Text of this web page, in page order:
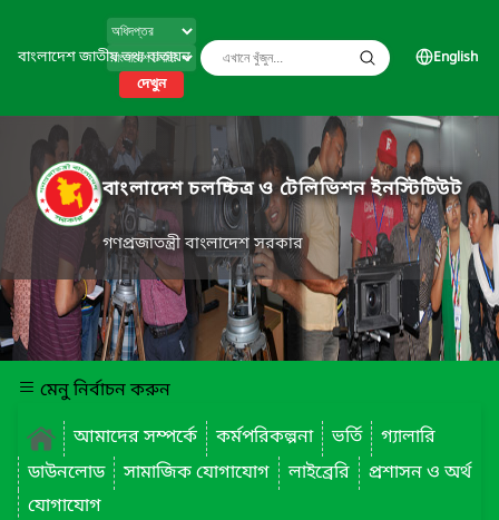
বাংলাদেশ জাতীয় তথ্য বাতায়ন
দেখুন
English
বাংলাদেশ চলচ্চিত্র ও টেলিভিশন ইনস্টিটিউট
গণপ্রজাতন্ত্রী বাংলাদেশ সরকার
মেনু নির্বাচন করুন
আমাদের সম্পর্কে
কর্মপরিকল্পনা ভর্তি
গ্যালারি
ডাউনলোড
সামাজিক যোগাযোগ লাইব্রেরি
প্রশাসন ও অর্থ
যোগাযোগ